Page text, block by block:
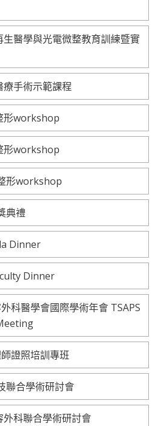
醫學與光電微整教育訓練暨實
療手術示範課程
形workshop
形workshop
形workshop
典禮
Dinner
Dinner
科醫學會國際學術年會 TSAPS
證照培訓專班
聯合學術研討會
外科聯合學術研討會